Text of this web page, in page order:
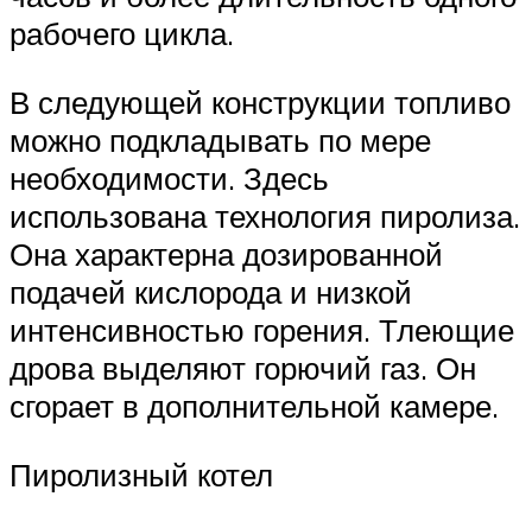
рабочего цикла.
В следующей конструкции топливо
можно подкладывать по мере
необходимости. Здесь
использована технология пиролиза.
Она характерна дозированной
подачей кислорода и низкой
интенсивностью горения. Тлеющие
дрова выделяют горючий газ. Он
сгорает в дополнительной камере.
Пиролизный котел